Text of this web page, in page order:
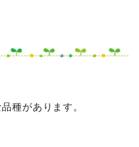
種があります。